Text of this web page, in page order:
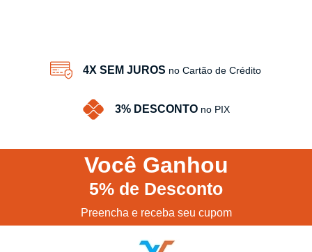
4X SEM JUROS no Cartão de Crédito
3% DESCONTO no PIX
Você Ganhou
5% de Desconto
Preencha e receba seu cupom